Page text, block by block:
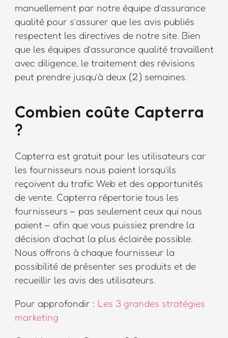
manuellement par notre équipe d’assurance
qualité pour s’assurer que les avis publiés
respectent les directives de notre site. Bien
que les équipes d’assurance qualité travaillent
avec diligence, le traitement des révisions
peut prendre jusqu’à deux (2) semaines.
Combien coûte Capterra
?
Capterra est gratuit pour les utilisateurs car
les fournisseurs nous paient lorsqu’ils
reçoivent du trafic Web et des opportunités
de vente. Capterra répertorie tous les
fournisseurs – pas seulement ceux qui nous
paient – afin que vous puissiez prendre la
décision d’achat la plus éclairée possible.
Nous offrons à chaque fournisseur la
possibilité de présenter ses produits et de
recueillir les avis des utilisateurs.
Pour approfondir : Les 3 grandes stratégies
marketing